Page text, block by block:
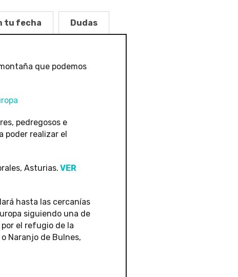
tu fecha Dudas
que podemos
pedregosos e
poder realizar el
Asturias. VER
hasta las cercanías
siguiendo una de
el refugio de la
Naranjo de Bulnes,